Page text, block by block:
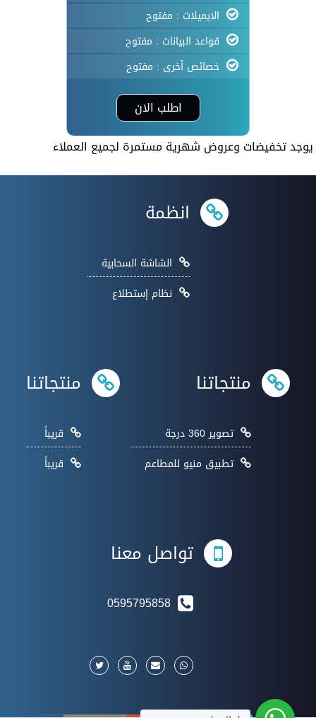
الايميلات : مفتوح
قواعد البيانات : مفتوح
خصائص أخرى : مفتوح
اطلب الان
يوجد تخفيضات وعروض شهرية مستمرة لجميع العملاء
انظمة
الشاشة السحابية
نظام إستطلاع
منتجاتنا
تصوير 360 درجة
تطبيق منيو للمطاعم
منتجاتنا
قريباً
قريباً
تواصل معنا
0595795858